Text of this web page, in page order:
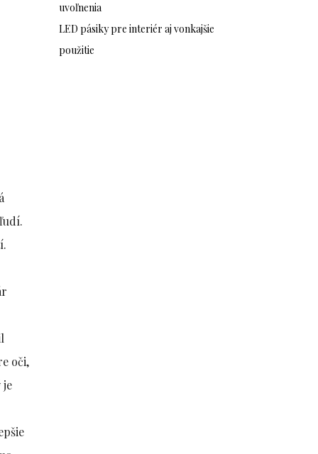
oči,
je
uvoľnenia
LED pásiky pre interiér aj vonkajšie
použitie